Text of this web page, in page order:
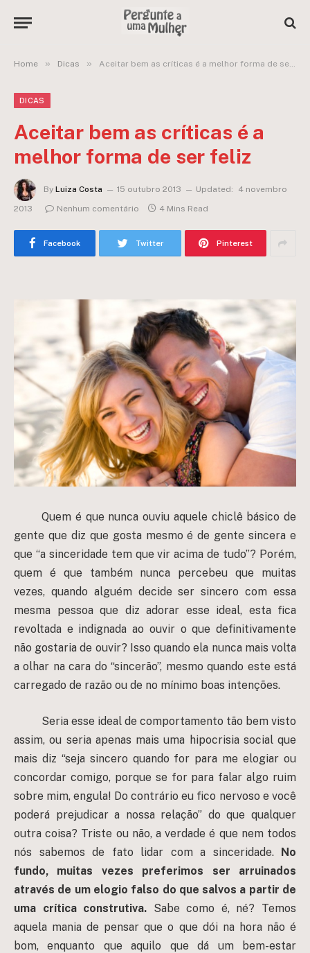
Home » Dicas » Aceitar bem as críticas é a melhor forma de ser feliz
DICAS
Aceitar bem as críticas é a
melhor forma de ser feliz
By Luiza Costa 15 outubro 2013 Updated:
4 novembro
2013
Nenhum comentário 4 Mins Read
Facebook Twitter Pinterest
Quem é que nunca ouviu aquele chiclê básico de
gente que diz que gosta mesmo é de gente sincera e
que “a sinceridade tem que vir acima de tudo”? Porém,
quem é que também nunca percebeu que muitas
vezes, quando alguém decide ser sincero com essa
mesma pessoa que diz adorar esse ideal, esta fica
revoltada e indignada ao ouvir o que definitivamente
não gostaria de ouvir? Isso quando ela nunca mais volta
a olhar na cara do “sincerão”, mesmo quando este está
carregado de razão ou de no mínimo boas intenções.
Seria esse ideal de comportamento tão bem visto
assim, ou seria apenas mais uma hipocrisia social que
mais diz “seja sincero quando for para me elogiar ou
concordar comigo, porque se for para falar algo ruim
sobre mim, engula! Do contrário eu fico nervoso e você
poderá prejudicar a nossa relação” do que qualquer
outra coisa? Triste ou não, a verdade é que nem todos
nós sabemos de fato lidar com a sinceridade. No
fundo, muitas vezes preferimos ser arruinados
através de um elogio falso do que salvos a partir de
uma crítica construtiva. Sabe como é, né? Temos
aquela mania de pensar que o que dói na hora não é
bom, enquanto que aquilo que dá um bem-estar